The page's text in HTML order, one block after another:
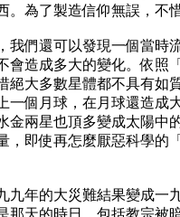
。為了製造信仰無誤，不
我們還可以發現一個當時
會造成多大的變化。依照
絕大多數星體都不具有如
一個月球，在月球還造成
金兩星也頂多變成太陽
，即使再怎麼厭惡科學的
九年的大災難結果變成一
那天的時日，包括教宗被